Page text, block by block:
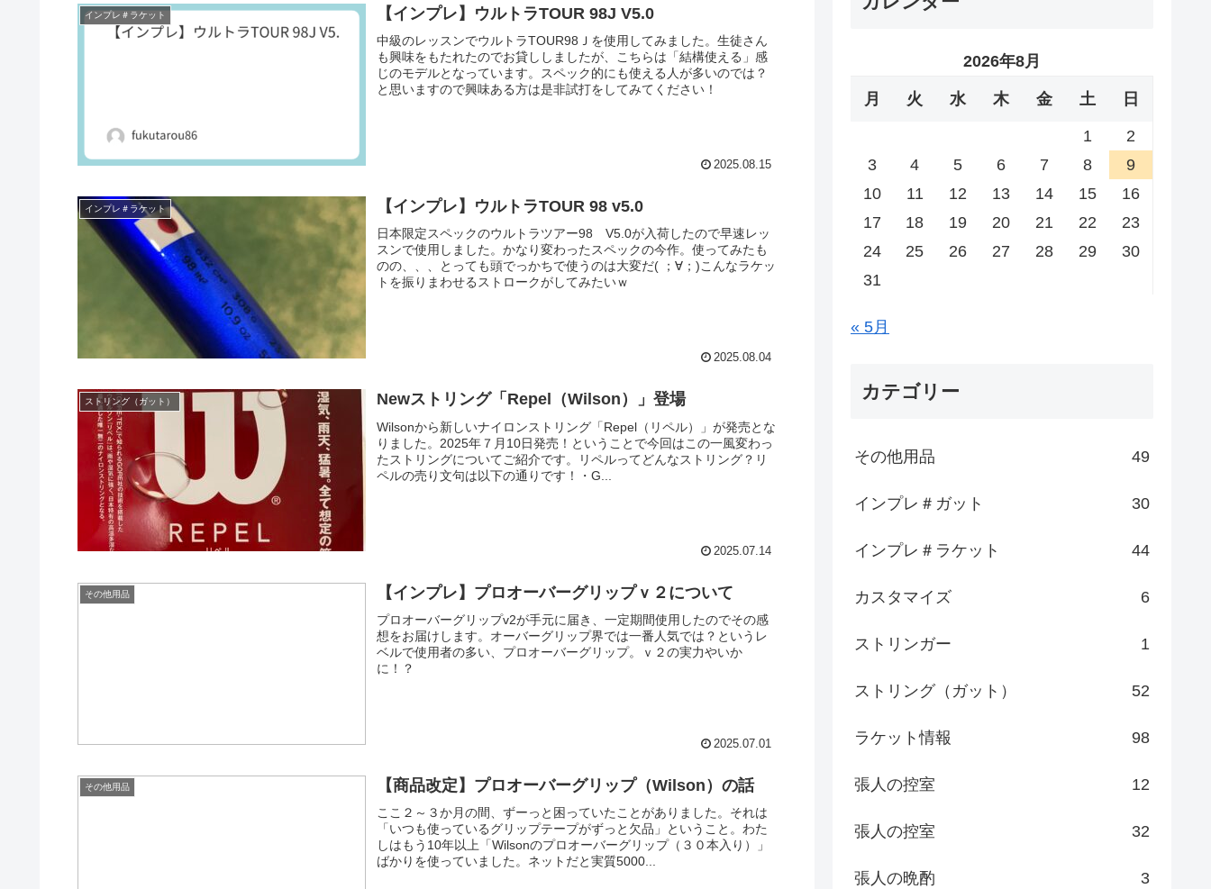
インプレ＃ラケット 【インプレ】ウルトラTOUR 98J V5.0
中級のレッスンでウルトラTOUR98Ｊを使用してみました。生徒さん
も興味をもたれたのでお貸ししましたが、こちらは「結構使える」感
じのモデルとなっています。スペック的にも使える人が多いのでは？
と思いますので興味ある方は是非試打をしてみてください！
2025.08.15
インプレ＃ラケット 【インプレ】ウルトラTOUR 98 v5.0
日本限定スペックのウルトラツアー98 V5.0が入荷したので早速レッ
スンで使用しました。かなり変わったスペックの今作。使ってみたも
のの、、、とっても頭でっかちで使うのは大変だ( ；∀；)こんなラケッ
トを振りまわせるストロークがしてみたいｗ
2025.08.04
ストリング（ガット） Newストリング「Repel（Wilson）」登場
Wilsonから新しいナイロンストリング「Repel（リペル）」が発売とな
りました。2025年７月10日発売！ということで今回はこの一風変わっ
たストリングについてご紹介です。リペルってどんなストリング？リ
ペルの売り文句は以下の通りです！・G...
2025.07.14
その他用品 【インプレ】プロオーバーグリップｖ２について
プロオーバーグリップv2が手元に届き、一定期間使用したのでその感
想をお届けします。オーバーグリップ界では一番人気では？というレ
ベルで使用者の多い、プロオーバーグリップ。ｖ２の実力やいか
に！？
2025.07.01
その他用品 【商品改定】プロオーバーグリップ（Wilson）の話
ここ２～３か月の間、ずーっと困っていたことがありました。それは
「いつも使っているグリップテープがずっと欠品」ということ。わた
しはもう10年以上「Wilsonのプロオーバーグリップ（３０本入り）」
ばかりを使っていました。ネットだと実質5000...
2026年8月
月 火 水 木 金 土 日
1
2
3
4 5 6 7 8
9
10
11 12 13 14 15
16
17
18 19 20 21 22
23
24
25 26 27 28 29
30
31
« 5月
カテゴリー
その他用品 49
インプレ＃ガット 30
インプレ＃ラケット 44
カスタマイズ 6
ストリンガー 1
ストリング（ガット） 52
ラケット情報 98
張人の控室 12
張人の控室 32
張人の晩酌 3